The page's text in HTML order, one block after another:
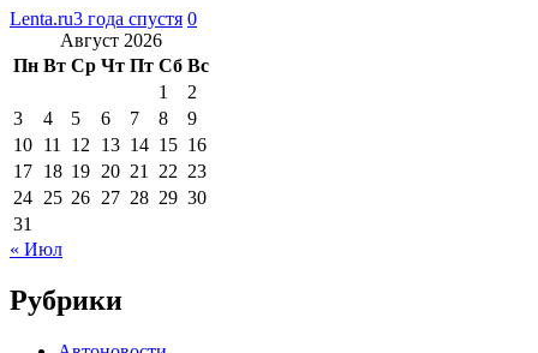
Lenta.ru3 года спустя 0
Август 2026
Пн Вт Ср Чт Пт Сб Вс
1
2
3
4 5 6 7 8
9
10 11 12 13 14 15 16
17 18 19 20 21 22 23
24 25 26 27 28 29 30
31
« Июл
Рубрики